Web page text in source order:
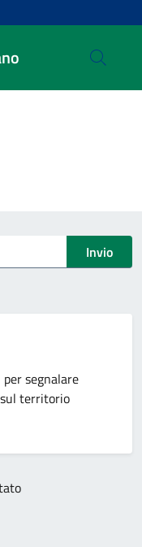
Invio
segnalare
territorio